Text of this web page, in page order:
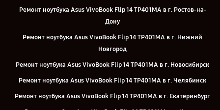
Ремонт ноутбука Asus VivoBook Flip 14 TP401MA в г. Ростов-на-
Дону
Ремонт ноутбука Asus VivoBook Flip 14 TP401MA в г. Нижний
Новгород
Ремонт ноутбука Asus VivoBook Flip 14 TP401MA в г. Новосибирск
Ремонт ноутбука Asus VivoBook Flip 14 TP401MA в г. Челябинск
Ремонт ноутбука Asus VivoBook Flip 14 TP401MA в г. Екатеринбург